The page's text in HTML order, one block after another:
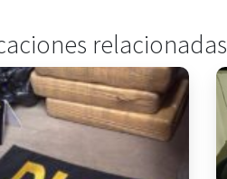
relacionadas